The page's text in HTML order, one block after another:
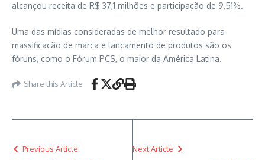
alcançou receita de R$ 37,1 milhões e participação de 9,51%.
Uma das mídias consideradas de melhor resultado para
massificação de marca e lançamento de produtos são os
fóruns, como o Fórum PCS, o maior da América Latina.
Share this Article
Previous Article Next Article